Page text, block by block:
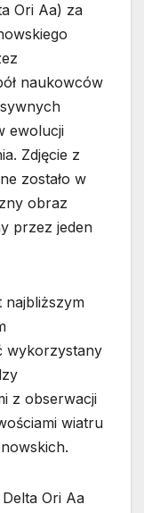
Ori Aa) za
naukowców
ewolucji
Zdjęcie z
zostało w
obraz
przez jeden
najbliższym
wykorzystany
z obserwacji
wiatru
Ori Aa